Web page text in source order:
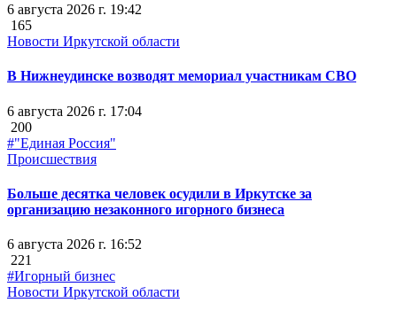
6 августа 2026 г. 19:42
165
Новости Иркутской области
В Нижнеудинске возводят мемориал участникам СВО
6 августа 2026 г. 17:04
200
#"Единая Россия"
Происшествия
Больше десятка человек осудили в Иркутске за
организацию незаконного игорного бизнеса
6 августа 2026 г. 16:52
221
#Игорный бизнес
Новости Иркутской области